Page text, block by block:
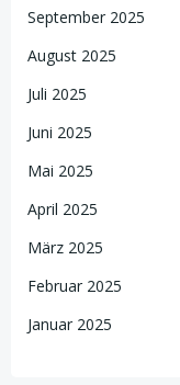
September 2025
August 2025
Juli 2025
Juni 2025
Mai 2025
April 2025
März 2025
Februar 2025
Januar 2025